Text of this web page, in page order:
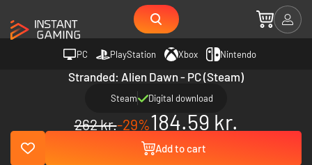
PC PlayStation Xbox Nintendo
Stranded: Alien Dawn - PC (Steam)
Steam Digital download
262 kr.-29%184.59 kr.
Add to cart